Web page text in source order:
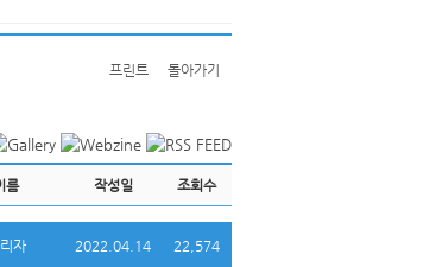
프린트 돌아가기
름 작성일 조회수
자 2022.04.14 22,574